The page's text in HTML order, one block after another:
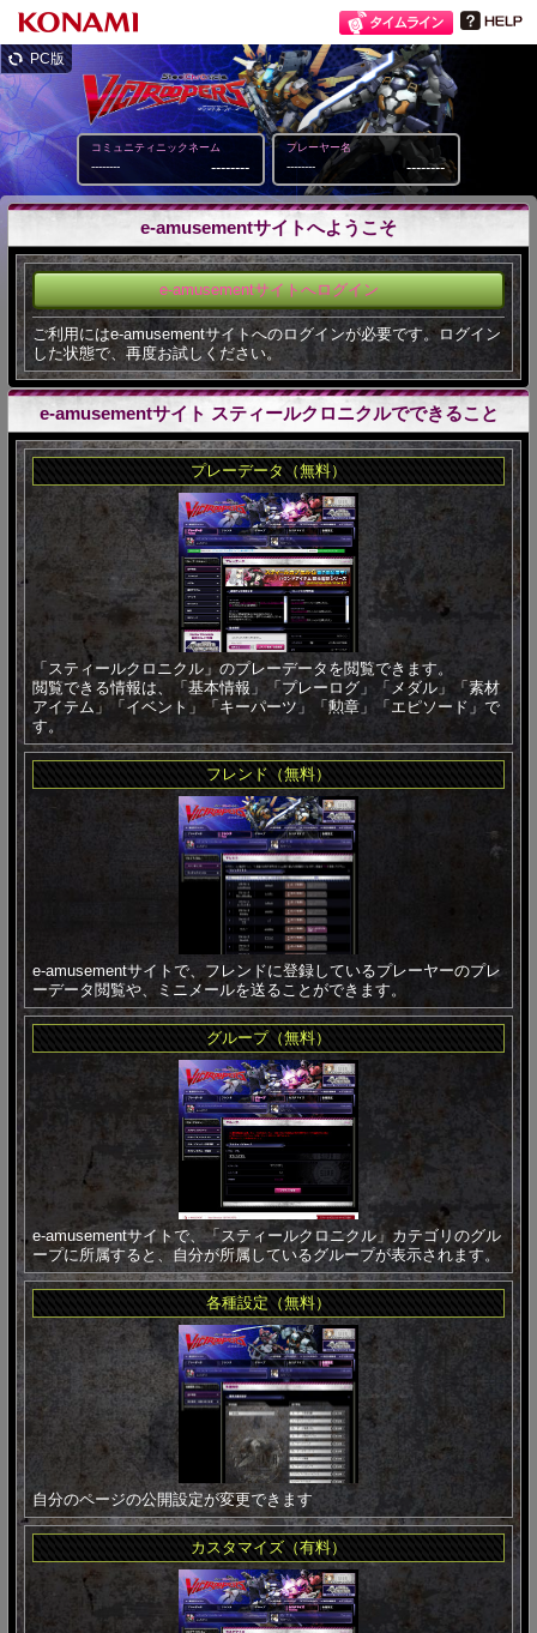
PC版
コミュニティニックネーム
-------- --------
プレーヤー名
-------- --------
e-amusementサイトへようこそ
e-amusementサイトへログイン
ご利用にはe-amusementサイトへのログインが必要です。ログイン
した状態で、再度お試しください。
e-amusementサイト スティールクロニクルでできること
プレーデータ（無料）
「スティールクロニクル」のプレーデータを閲覧できます。
閲覧できる情報は、「基本情報」「プレーログ」「メダル」「素材
アイテム」「イベント」「キーパーツ」「勲章」「エピソード」で
す。
フレンド（無料）
e-amusementサイトで、フレンドに登録しているプレーヤーのプレ
ーデータ閲覧や、ミニメールを送ることができます。
グループ（無料）
e-amusementサイトで、「スティールクロニクル」カテゴリのグル
ープに所属すると、自分が所属しているグループが表示されます。
各種設定（無料）
自分のページの公開設定が変更できます
カスタマイズ（有料）